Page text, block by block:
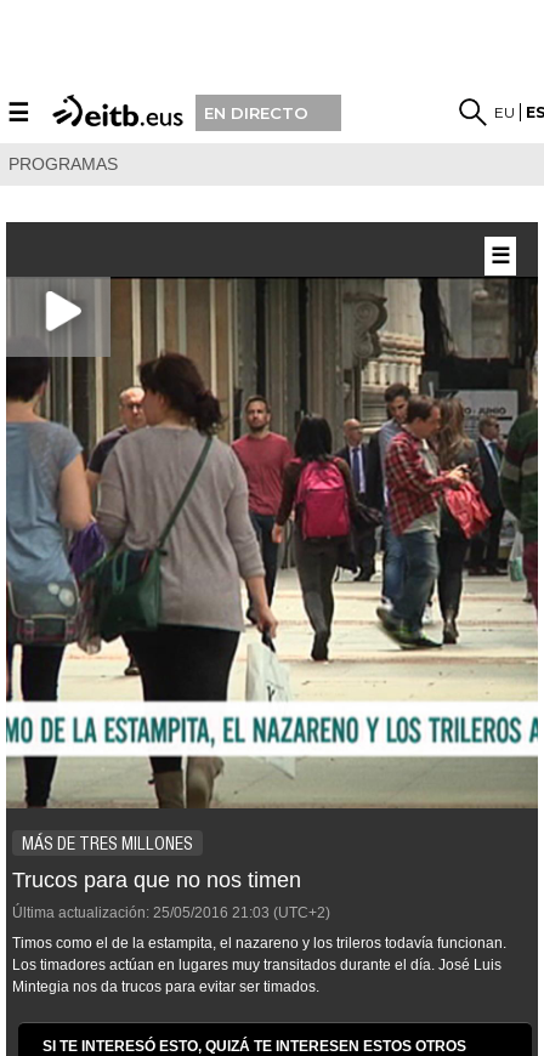
☰ EN DIRECTO EU
PROGRAMAS
MÁS DE TRES MILLONES
Trucos para que no nos timen
Última actualización: 25/05/2016 21:03 (UTC+2)
Timos como el de la estampita, el nazareno y los trileros todavía funcionan.
Los timadores actúan en lugares muy transitados durante el día. José Luis
Mintegia nos da trucos para evitar ser timados.
SI TE INTERESÓ ESTO, QUIZÁ TE INTERESEN ESTOS OTROS
☰